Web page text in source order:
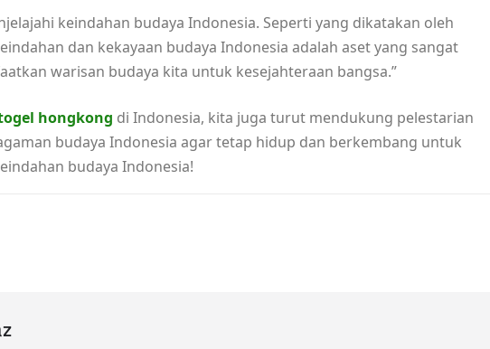
keindahan budaya Indonesia. Seperti yang dikatakan oleh
dan kekayaan budaya Indonesia adalah aset yang sangat
warisan budaya kita untuk kesejahteraan bangsa.”
hongkong di Indonesia, kita juga turut mendukung pelestarian
budaya Indonesia agar tetap hidup dan berkembang untuk
budaya Indonesia!